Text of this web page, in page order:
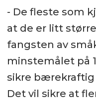
- De fleste som
at de er litt
fangsten av
minstemålet på
sikre bærekraftig
Det vil sikre at